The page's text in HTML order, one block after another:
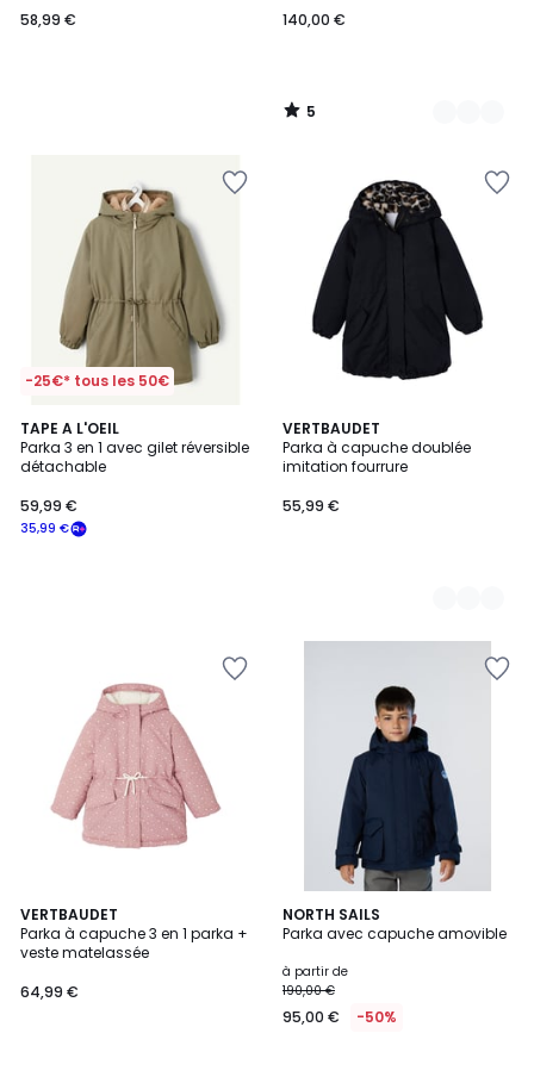
58,99 € 140,00 €
5
/
-25€* tous les 50€
TAPE A L'OEIL
Parka 3 en 1 avec gilet réversible
détachable
35,99 €
59,99 €
VERTBAUDET
Parka à capuche doublée
imitation fourrure
55,99 €
2
Couleurs
VERTBAUDET
Parka à capuche 3 en 1 parka +
veste matelassée
64,99 €
NORTH SAILS
Parka avec capuche amovible
à partir de
190,00 €
95,00 € -50%